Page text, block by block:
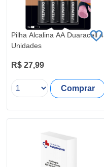
Pilha Alcalina AA Duaracell 4
Unidades
R$ 27,99
Comprar